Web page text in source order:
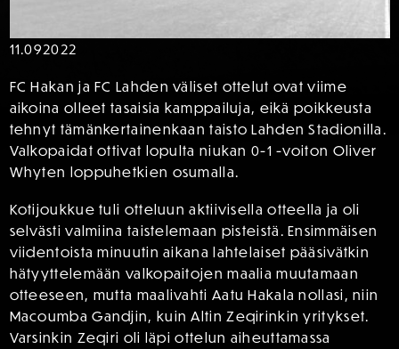
11.092022
FC Hakan ja FC Lahden väliset ottelut ovat viime
aikoina olleet tasaisia kamppailuja, eikä poikkeusta
tehnyt tämänkertainenkaan taisto Lahden Stadionilla.
Valkopaidat ottivat lopulta niukan 0-1 -voiton Oliver
Whyten loppuhetkien osumalla.
Kotijoukkue tuli otteluun aktiivisella otteella ja oli
selvästi valmiina taistelemaan pisteistä. Ensimmäisen
viidentoista minuutin aikana lahtelaiset pääsivätkin
hätyyttelemään valkopaitojen maalia muutamaan
otteeseen, mutta maalivahti Aatu Hakala nollasi, niin
Macoumba Gandjin, kuin Altin Zeqirinkin yritykset.
Varsinkin Zeqiri oli läpi ottelun aiheuttamassa